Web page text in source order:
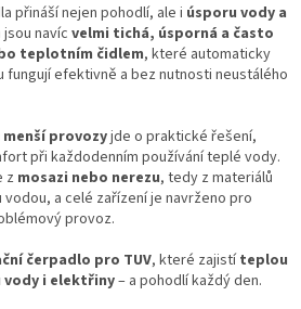
přináší nejen pohodlí, ale i úsporu vody a
navíc velmi tichá, úsporná a často
teplotním čidlem, které automaticky
fungují efektivně a bez nutnosti neustálého
provozyjde o praktické řešení,
při každodenním používání teplé vody.
z mosazi nebo nerezu, tedy z materiálů
a celé zařízení je navrženo pro
provoz.
čerpadlo pro TUV, které zajistíteplou
vody i elektřiny– a pohodlí každý den.